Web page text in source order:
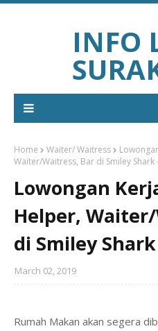
INFO
Home Waiter/ Waitress
Waiter/Waitress, Bar di Smiley Shark
Lowongan
Helper,
di Smiley
March 02, 2019
Rumah Makan akan segera